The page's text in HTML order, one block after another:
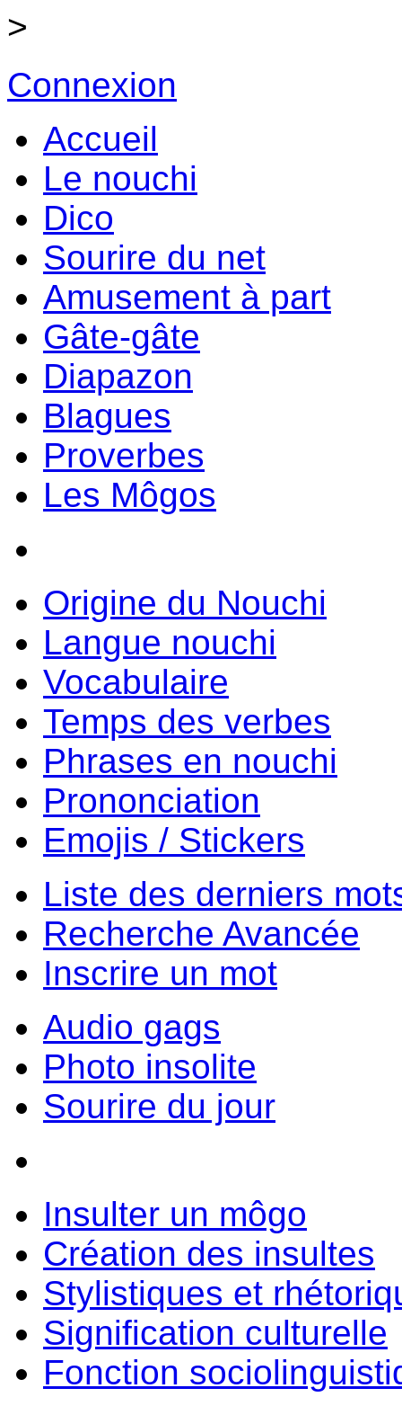
>
Connexion
Accueil
Le nouchi
Dico
Sourire du net
Amusement à part
Gâte-gâte
Diapazon
Blagues
Proverbes
Les Môgos
Origine du Nouchi
Langue nouchi
Vocabulaire
Temps des verbes
Phrases en nouchi
Prononciation
Emojis / Stickers
Liste des derniers
Recherche Avancée
Inscrire un mot
Audio gags
Photo insolite
Sourire du jour
Insulter un môgo
Création des insultes
Stylistiques et
Signification culturelle
Fonction